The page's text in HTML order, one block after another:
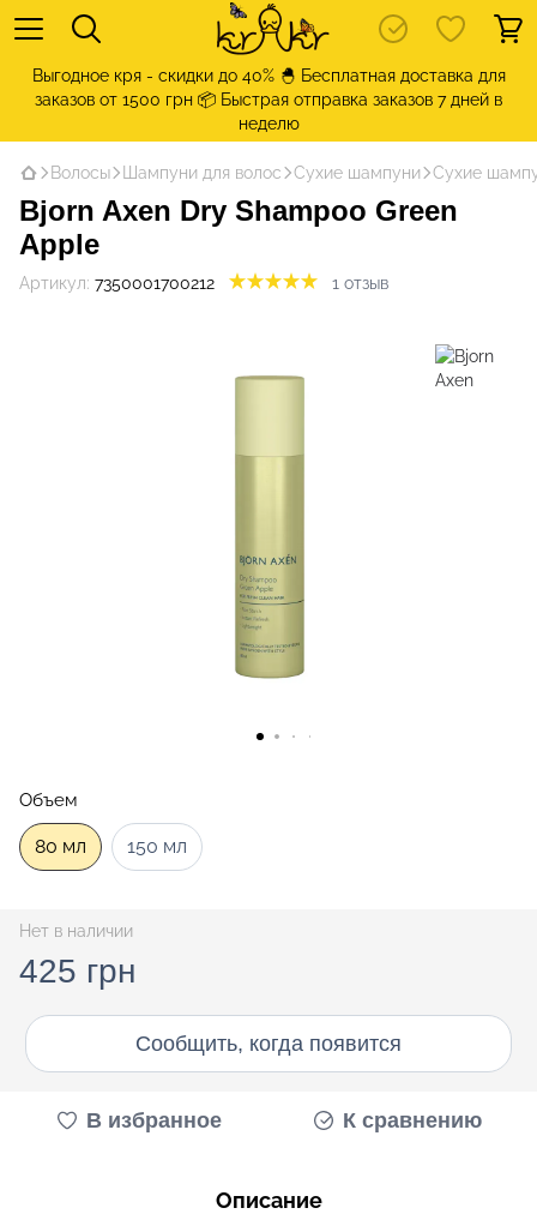
Выгодное кря - скидки до 40% 🐣 Бесплатная доставка для
заказов от 1500 грн 📦 Быстрая отправка заказов 7 дней в
неделю
Волосы Шампуни для волос Сухие шампуни Сухие
Bjorn Axen Dry Shampoo Green
Apple
Артикул: 7350001700212 1 отзыв
Объем
80 мл 150 мл
Нет в наличии
425 грн
Сообщить, когда появится
В избранное К сравнению
Описание